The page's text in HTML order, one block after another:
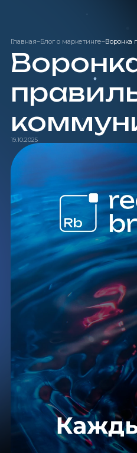
Главная–Блог о маркетинге–Воронка
19.10.2025